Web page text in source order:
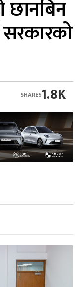
सरकारको
1.8K
SHARES